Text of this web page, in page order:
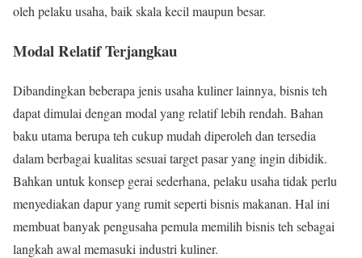
oleh pelaku usaha, baik skala kecil maupun besar.
Modal Relatif Terjangkau
Dibandingkan beberapa jenis usaha kuliner lainnya, bisnis teh
dapat dimulai dengan modal yang relatif lebih rendah. Bahan
baku utama berupa teh cukup mudah diperoleh dan tersedia
dalam berbagai kualitas sesuai target pasar yang ingin dibidik.
Bahkan untuk konsep gerai sederhana, pelaku usaha tidak perlu
menyediakan dapur yang rumit seperti bisnis makanan. Hal ini
membuat banyak pengusaha pemula memilih bisnis teh sebagai
langkah awal memasuki industri kuliner.